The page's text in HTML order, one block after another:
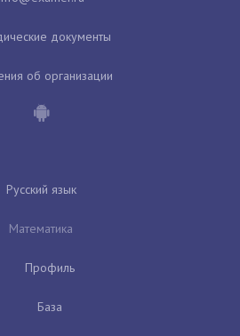
документы
об организации
Русский язык
Математика
Профиль
База